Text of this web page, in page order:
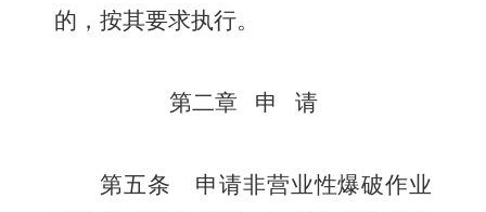
的，按其要求执行。
第二章 申 请
第五条
申请非营业性爆破作业